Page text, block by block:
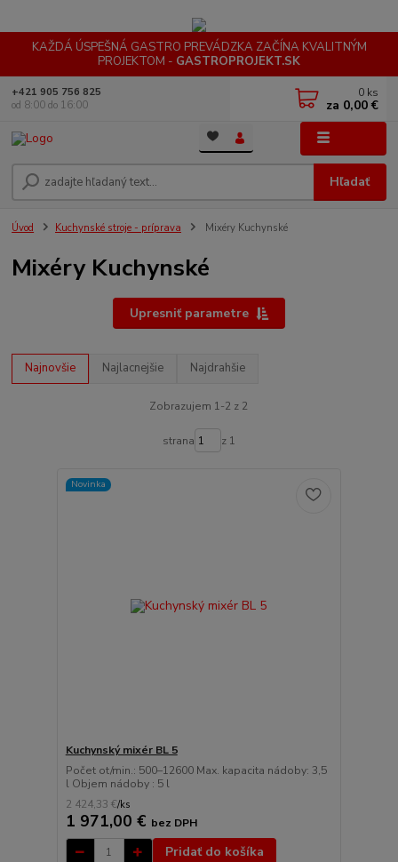
KAŽDÁ ÚSPEŠNÁ GASTRO PREVÁDZKA ZAČÍNA KVALITNÝM
PROJEKTOM - GASTROPROJEKT.SK
Hľadať
+421 905 756 825
od 8:00 do 16:00
0 ks
za 0,00 €
Úvod Kuchynské stroje - príprava Mixéry Kuchynské
Mixéry Kuchynské
Upresniť parametre
Najnovšie Najlacnejšie Najdrahšie
Zobrazujem 1-2 z 2
strana z 1
Novinka
Kuchynský mixér BL 5
Počet ot/min.: 500–12600 Max. kapacita nádoby: 3,5
l Objem nádoby : 5 l
2 424,33 €/ks
1 971,00 € bez DPH
Pridať do košíka